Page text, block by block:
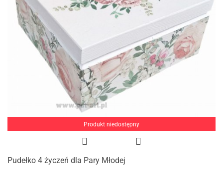
Produkt niedostępny
Pudełko 4 życzeń dla Pary Młodej